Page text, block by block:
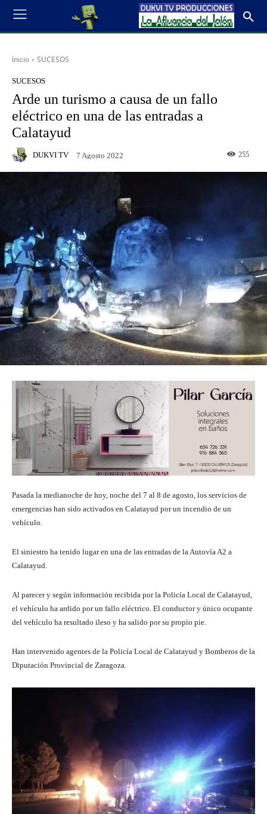
Inicio SUCESOS
SUCESOS
Arde un turismo a causa de un fallo
eléctrico en una de las entradas a
Calatayud
DUKVI TV 7 Agosto 2022 255
Pasada la medianoche de hoy, noche del 7 al 8 de agosto, los servicios de
emergencias han sido activados en Calatayud por un incendio de un
vehículo.
El siniestro ha tenido lugar en una de las entradas de la Autovía A2 a
Calatayud.
Al parecer y según información recibida por la Policía Local de Calatayud,
el vehículo ha ardido por un fallo eléctrico. El conductor y único ocupante
del vehículo ha resultado ileso y ha salido por su propio pie.
Han intervenido agentes de la Policía Local de Calatayud y Bomberos de la
Diputación Provincial de Zaragoza.